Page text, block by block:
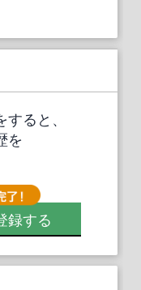
すると、
を
録する